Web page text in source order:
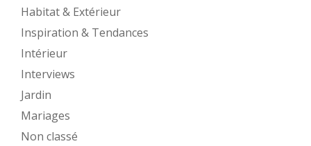
Habitat & Extérieur
Inspiration & Tendances
Intérieur
Interviews
Jardin
Mariages
Non classé